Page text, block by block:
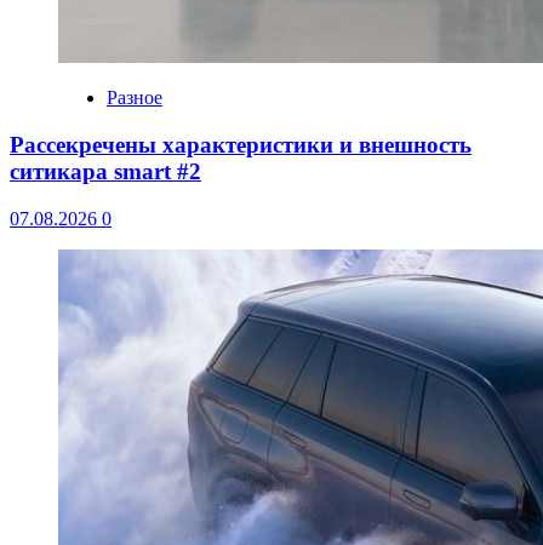
Разное
Рассекречены характеристики и внешность
ситикара smart #2
07.08.2026 0